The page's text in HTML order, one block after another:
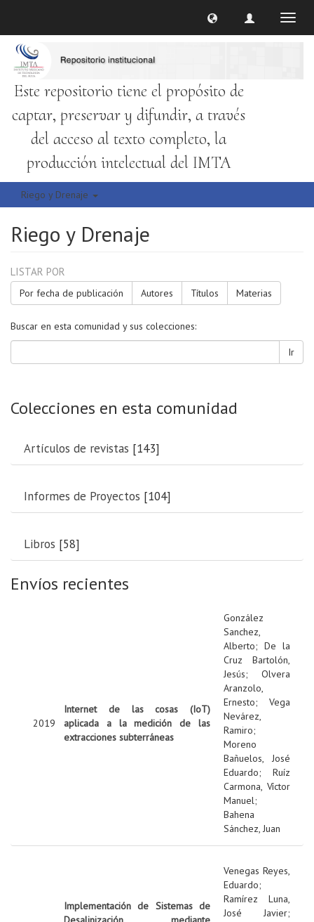
Este repositorio tiene el propósito de
captar, preservar y difundir, a través
del acceso al texto completo, la
producción intelectual del IMTA
Riego y Drenaje
Riego y Drenaje
LISTAR POR
Por fecha de publicación Autores Títulos Materias
Buscar en esta comunidad y sus colecciones:
Ir
Colecciones en esta comunidad
Artículos de revistas [143]
Informes de Proyectos [104]
Libros [58]
Envíos recientes
2019
Internet de las cosas (IoT)
aplicada a la medición de las
extracciones subterráneas
González
Sanchez,
Alberto; De la
Cruz Bartolón,
Jesús; Olvera
Aranzolo,
Ernesto; Vega
Nevárez,
Ramiro;
Moreno
Bañuelos, José
Eduardo; Ruíz
Carmona, Víctor
Manuel;
Bahena
Sánchez, Juan
Implementación de Sistemas de
Venegas Reyes,
Eduardo;
Ramírez Luna,
José Javier;